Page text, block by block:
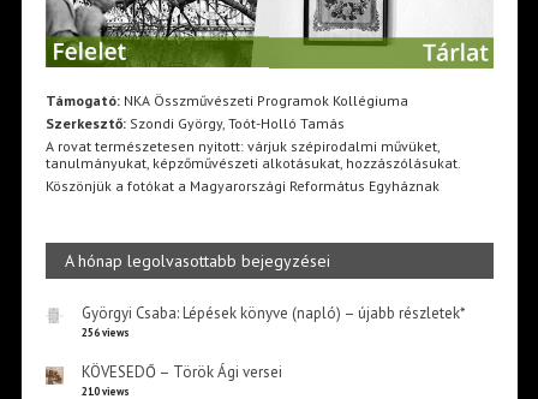
Támogató:NKA Összművészeti Programok Kollégiuma
Szerkesztő:Szondi György, Toót-Holló Tamás
A rovat természetesen nyitott: várjuk szépirodalmi művüket,
tanulmányukat, képzőművészeti alkotásukat, hozzászólásukat.
Köszönjük a fotókat a Magyarországi Református Egyháznak
A hónap legolvasottabb bejegyzései
Györgyi Csaba: Lépések könyve (napló) – újabb részletek*
256 views
KÖVESEDŐ – Török Ági versei
210 views